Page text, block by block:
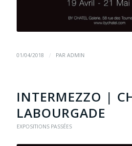
01/04/2018 / PAR ADMIN
INTERMEZZO |
LABOURGADE
EXPOSITIONS PASSÉES